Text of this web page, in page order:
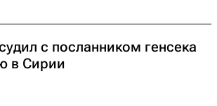
с посланником генсека
в Сирии